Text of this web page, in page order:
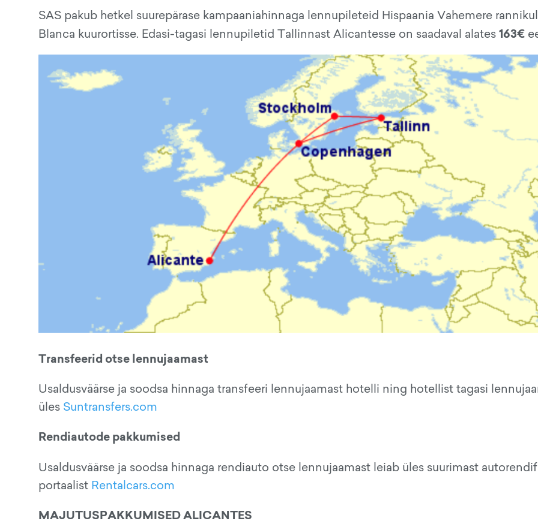
SAS pakub hetkel suurepärase kampaaniahinnaga lennupileteid Hispaania Vahemere
Blanca kuurortisse. Edasi-tagasi lennupiletid Tallinnast Alicantesse on saadaval alates163€
Transfeerid otse lennujaamast
Usaldusväärse ja soodsa hinnaga transfeeri lennujaamast hotelli ning hotellist tagasi
üles Suntransfers.com
Rendiautode pakkumised
Usaldusväärse ja soodsa hinnaga rendiauto otse lennujaamast leiab üles suurimast
portaalist Rentalcars.com
MAJUTUSPAKKUMISED ALICANTES